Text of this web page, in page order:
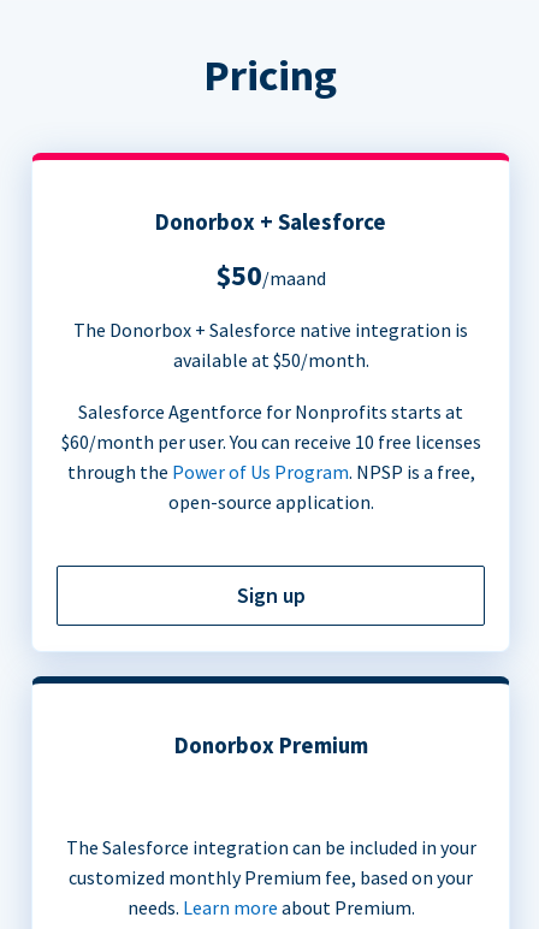
Pricing
Donorbox + Salesforce
$50/maand
The Donorbox + Salesforce native integration is
available at $50/month.
Salesforce Agentforce for Nonprofits starts at
$60/month per user. You can receive 10 free licenses
through the Power of Us Program. NPSP is a free,
open-source application.
Sign up
Donorbox Premium
The Salesforce integration can be included in your
customized monthly Premium fee, based on your
needs. Learn more about Premium.